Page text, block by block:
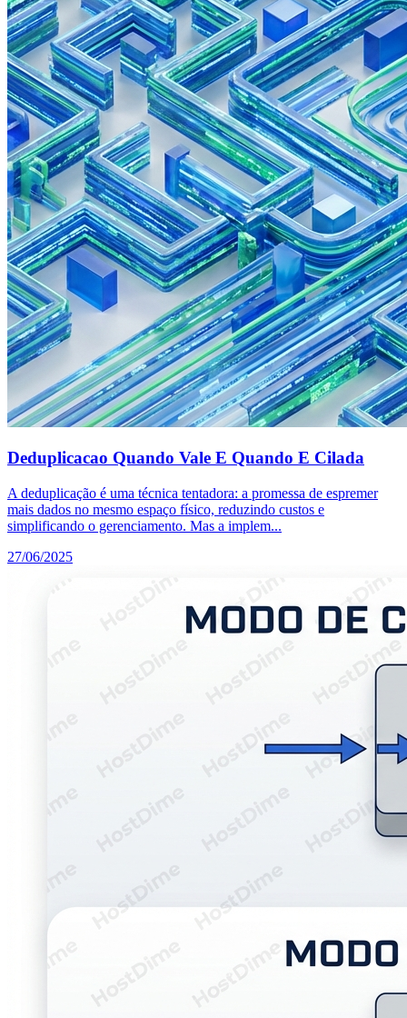
Deduplicacao Quando Vale E Quando E Cilada
A deduplicação é uma técnica tentadora: a promessa de espremer
mais dados no mesmo espaço físico, reduzindo custos e
simplificando o gerenciamento. Mas a implem...
27/06/2025